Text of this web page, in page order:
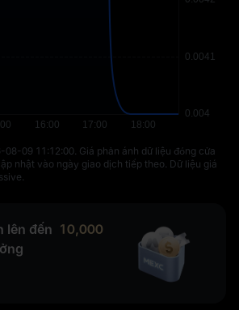
08-09 11:12:00⁩. Giá phản ánh dữ liệu đóng cửa
nhật vào ngày giao dịch tiếp theo. Dữ liệu giá
lên đến 10,000